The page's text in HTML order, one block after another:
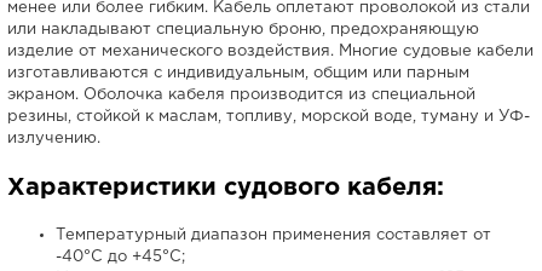
менее или более гибким. Кабель оплетают проволокой из стали
или накладывают специальную броню, предохраняющую
изделие от механического воздействия. Многие судовые кабели
изготавливаются с индивидуальным, общим или парным
экраном. Оболочка кабеля производится из специальной
резины, стойкой к маслам, топливу, морской воде, туману и УФ-
излучению.
Характеристики судового кабеля:
Температурный диапазон применения составляет от
-40°С до +45°С;